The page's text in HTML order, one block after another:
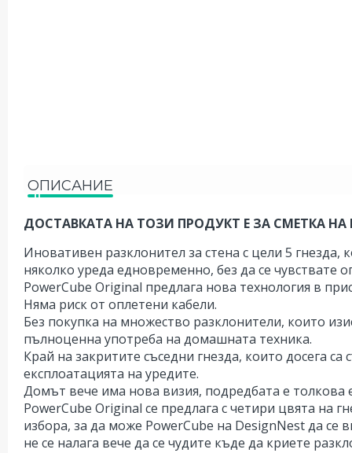
ОПИСАНИЕ
ДОСТАВКАТА НА ТОЗИ ПРОДУКТ Е ЗА СМЕТКА НА
Иновативен разклонител за стена с цели 5
няколко уреда едновременно, без да се чувствате
PowerCube Original предлага нова технология в
Няма риск от оплетени кабели.
Без покупка на множество разклонители, които
пълноценна употреба на домашната техника.
Край на закритите съседни гнезда, които досега
експлоатацията на уредите.
Домът вече има нова визия, подредбата е толкова
PowerCube Original се предлага с четири цвята на
избора, за да може PowerCube на DesignNest да
не се налага вече да се чудите къде да криете